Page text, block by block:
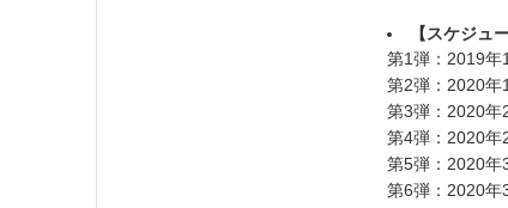
【スケジュ
第1弾：2019年
第2弾：2020年
第3弾：2020年
第4弾：2020年
第5弾：2020年
第6弾：2020年